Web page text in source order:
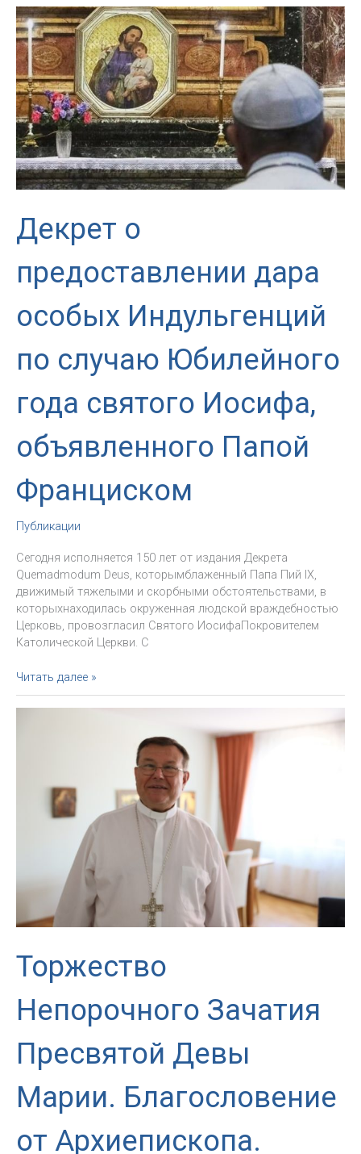
и
назначения
Декрет о
предоставлении дара
особых Индульгенций
по случаю Юбилейного
года святого Иосифа,
объявленного Папой
Франциском
Публикации
Сегодня исполняется 150 лет от издания Декрета
Quemadmodum Deus, которымблаженный Папа Пий IX,
движимый тяжелыми и скорбными обстоятельствами, в
которыхнаходилась окруженная людской враждебностью
Церковь, провозгласил Святого ИосифаПокровителем
Католической Церкви. С
Декрет
о
предоставлении
Юбилейного
объявленного
Франциском
Читать далее »
Торжество
Непорочного Зачатия
Пресвятой Девы
Марии. Благословение
от Архиепископа.